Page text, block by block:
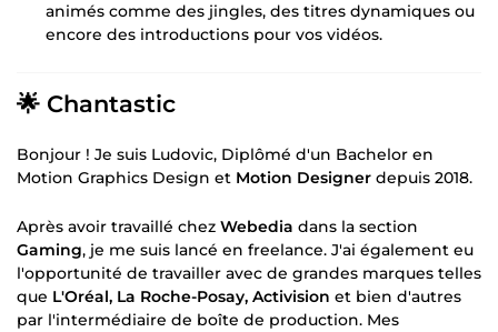
animés comme des jingles, des titres dynamiques ou
encore des introductions pour vos vidéos.
🌟 Chantastic
Bonjour ! Je suis Ludovic, Diplômé d'un Bachelor en
Motion Graphics Design et Motion Designer depuis 2018.
Après avoir travaillé chez Webedia dans la section
Gaming, je me suis lancé en freelance. J'ai également eu
l'opportunité de travailler avec de grandes marques telles
que L'Oréal, La Roche-Posay, Activision et bien d'autres
par l'intermédiaire de boîte de production. Mes